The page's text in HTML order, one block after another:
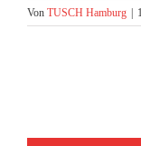
Von TUSCH Hamburg |